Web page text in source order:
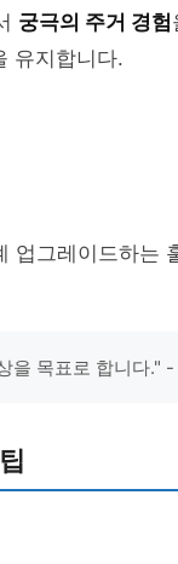
궁극의 주거 경험
유지합니다.
업그레이드하는
을 목표로 합니다."